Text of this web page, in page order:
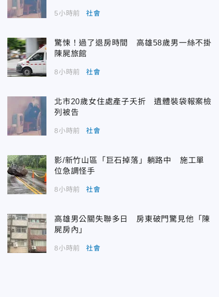
5小時前 社會
驚悚！過了退房時間 高雄58歲男一絲不掛
陳屍旅館
8小時前 社會
北市20歲女住處產子夭折 遺體裝袋報案檢
列被告
8小時前 社會
影/新竹山區「巨石掉落」躺路中 施工單
位急調怪手
8小時前 社會
高雄男公關失聯多日 房東破門驚見他「陳
屍房內」
8小時前 社會